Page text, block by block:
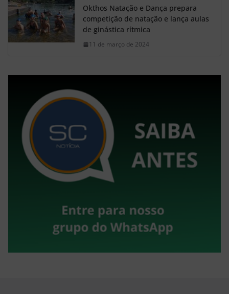
Okthos Natação e Dança prepara
competição de natação e lança aulas
de ginástica rítmica
11 de março de 2024